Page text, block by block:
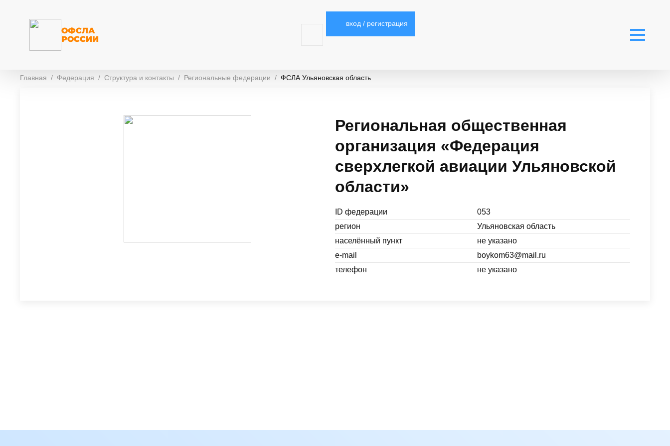
ОФСЛА
РОССИИ
вход / регистрация
Главная Федерация Структура и контакты Региональные федерации ФСЛА Ульяновская область
Региональная общественная
организация «Федерация
сверхлегкой авиации Ульяновской
области»
ID федерации
053
регион
Ульяновская область
населённый пункт
не указано
e-mail
boykom63@mail.ru
телефон
не указано